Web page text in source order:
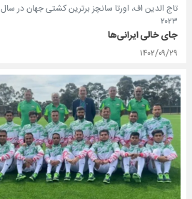
تاج الدین اف، اورتا سانچز برترین کشتی جهان در سال
۲۰۲۳
جای خالی ایرانی‌ها
۱۴۰۲/۰۹/۲۹